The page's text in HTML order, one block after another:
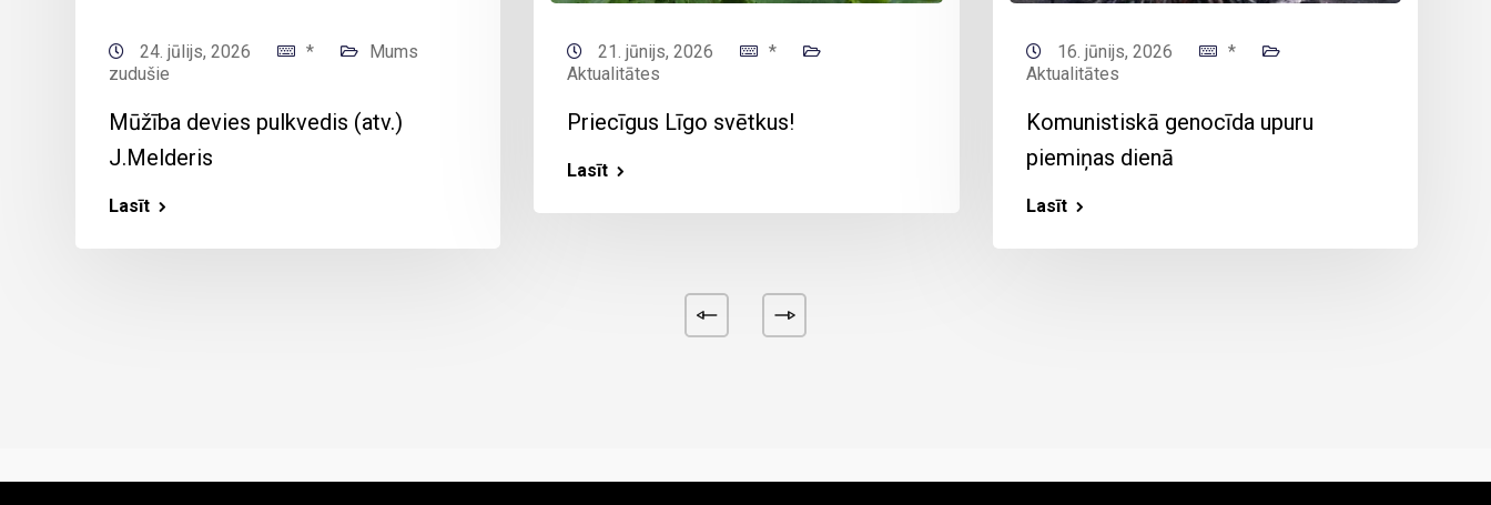
24. jūlijs, 2026 *
Mums
zudušie
Mūžība devies pulkvedis (atv.)
J.Melderis
Lasīt
21. jūnijs, 2026
*
Aktualitātes
Priecīgus Līgo svētkus!
Lasīt
16. jūnijs, 2026
*
Aktualitātes
Komunistiskā genocīda upuru
piemiņas dienā
Lasīt